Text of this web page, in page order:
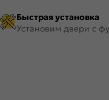
Быстрая установка
Установим двери с